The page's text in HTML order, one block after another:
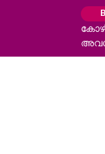
കോളെജുകൾ